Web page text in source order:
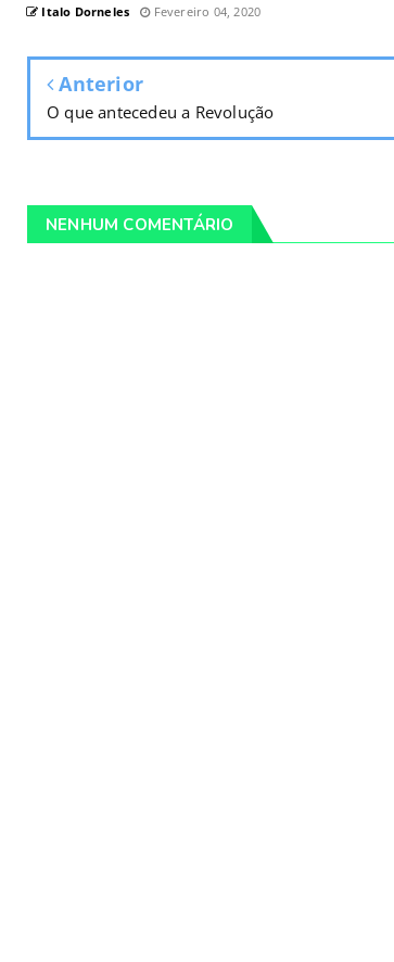
Italo Dorneles Fevereiro 04, 2020
Anterior
O que antecedeu a Revolução
NENHUM COMENTÁRIO